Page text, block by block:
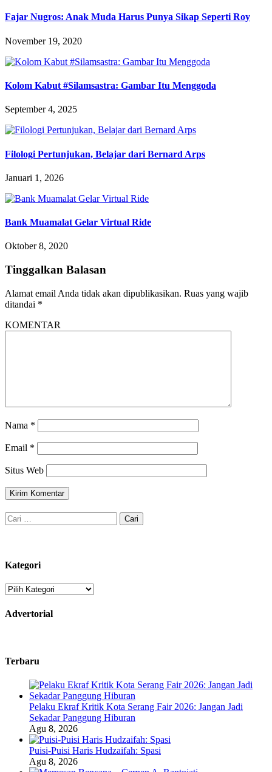
Fajar Nugros: Anak Muda Harus Punya Sikap Seperti Roy
November 19, 2020
Kolom Kabut #Silamsastra: Gambar Itu Menggoda
September 4, 2025
Filologi Pertunjukan, Belajar dari Bernard Arps
Januari 1, 2026
Bank Muamalat Gelar Virtual Ride
Oktober 8, 2020
Tinggalkan Balasan
Alamat email Anda tidak akan dipublikasikan. Ruas yang wajib
ditandai *
KOMENTAR
Nama *
Email *
Situs Web
Cari
untuk:
Kategori
Kategori
Advertorial
Terbaru
Pelaku Ekraf Kritik Kota Serang Fair 2026: Jangan Jadi
Sekadar Panggung Hiburan
Agu 8, 2026
Puisi-Puisi Haris Hudzaifah: Spasi
Agu 8, 2026